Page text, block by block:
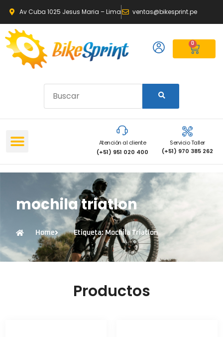
Av Cuba 1025 Jesus Maria – Lima ventas@bikesprint.pe
0
Atención al cliente
(+51) 951 020 400
Servicio Taller
(+51) 970 385 262
mochila triatlon
Home Etiqueta: Mochila Triatlon
Productos